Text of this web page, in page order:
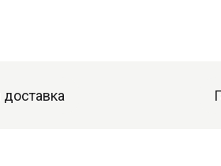
доставка